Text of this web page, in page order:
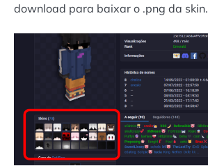
download para baixar o .png da skin.